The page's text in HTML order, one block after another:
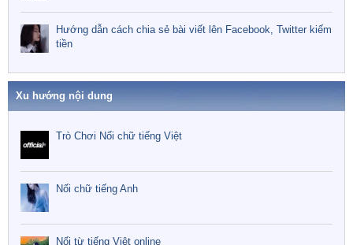
Hướng dẫn cách chia sẻ bài viết lên Facebook, Twitter kiếm
tiền
Xu hướng nội dung
Trò Chơi Nối chữ tiếng Việt
Nối chữ tiếng Anh
Nối từ tiếng Việt online